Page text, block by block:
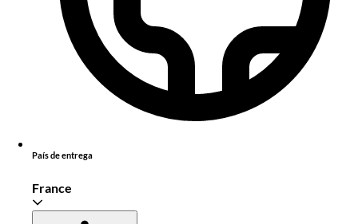
País de entrega
France